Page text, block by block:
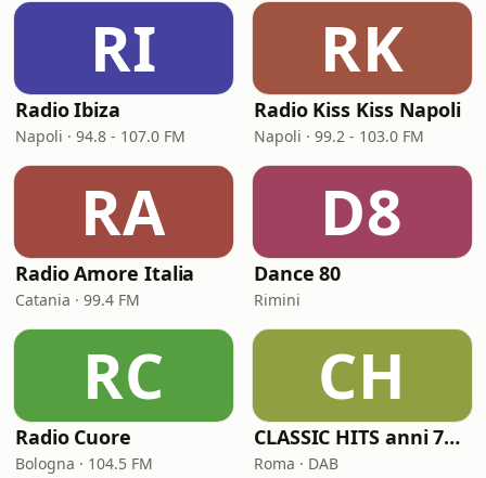
RI
Radio Ibiza
Napoli · 94.8 - 107.0 FM
RK
Radio Kiss Kiss Napoli
Napoli · 99.2 - 103.0 FM
RA
Radio Amore Italia
Catania · 99.4 FM
D8
Dance 80
Rimini
RC
Radio Cuore
Bologna · 104.5 FM
CH
CLASSIC HITS anni 70 80 90
Roma · DAB